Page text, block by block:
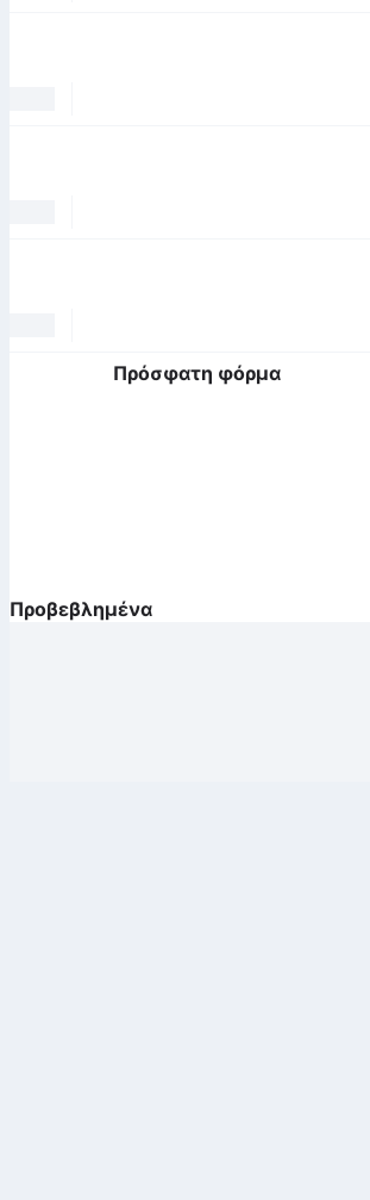
Πρόσφατη φόρμα
Προβεβλημένα